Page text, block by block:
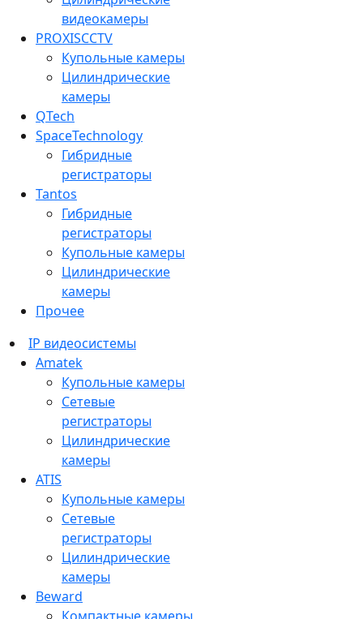
видеокамеры
PROXISCCTV
Купольные камеры
Цилиндрические
камеры
QTech
SpaceTechnology
Гибридные
регистраторы
Tantos
Гибридные
регистраторы
Купольные камеры
Цилиндрические
камеры
Прочее
IP видеосистемы
Amatek
Купольные камеры
Сетевые
регистраторы
Цилиндрические
камеры
ATIS
Купольные камеры
Сетевые
регистраторы
Цилиндрические
камеры
Beward